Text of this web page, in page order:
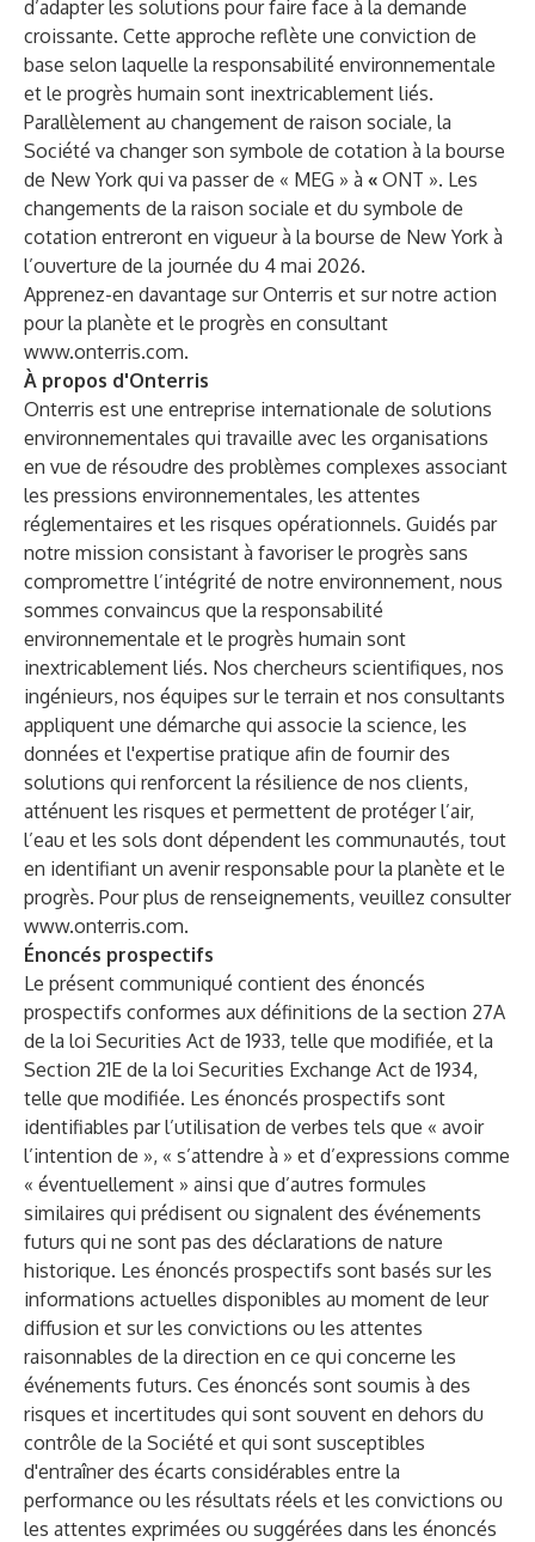
d’adapter les solutions pour faire face à la demande
croissante. Cette approche reflète une conviction de
base selon laquelle la responsabilité environnementale
et le progrès humain sont inextricablement liés.
Parallèlement au changement de raison sociale, la
Société va changer son symbole de cotation à la bourse
de New York qui va passer de « MEG » à « ONT ». Les
changements de la raison sociale et du symbole de
cotation entreront en vigueur à la bourse de New York à
l’ouverture de la journée du 4 mai 2026.
Apprenez-en davantage sur Onterris et sur notre action
pour la planète et le progrès en consultant
www.onterris.com.
À propos d'Onterris
Onterris est une entreprise internationale de solutions
environnementales qui travaille avec les organisations
en vue de résoudre des problèmes complexes associant
les pressions environnementales, les attentes
réglementaires et les risques opérationnels. Guidés par
notre mission consistant à favoriser le progrès sans
compromettre l’intégrité de notre environnement, nous
sommes convaincus que la responsabilité
environnementale et le progrès humain sont
inextricablement liés. Nos chercheurs scientifiques, nos
ingénieurs, nos équipes sur le terrain et nos consultants
appliquent une démarche qui associe la science, les
données et l'expertise pratique afin de fournir des
solutions qui renforcent la résilience de nos clients,
atténuent les risques et permettent de protéger l’air,
l’eau et les sols dont dépendent les communautés, tout
en identifiant un avenir responsable pour la planète et le
progrès. Pour plus de renseignements, veuillez consulter
www.onterris.com.
Énoncés prospectifs
Le présent communiqué contient des énoncés
prospectifs conformes aux définitions de la section 27A
de la loi Securities Act de 1933, telle que modifiée, et la
Section 21E de la loi Securities Exchange Act de 1934,
telle que modifiée. Les énoncés prospectifs sont
identifiables par l’utilisation de verbes tels que « avoir
l’intention de », « s’attendre à » et d’expressions comme
« éventuellement » ainsi que d’autres formules
similaires qui prédisent ou signalent des événements
futurs qui ne sont pas des déclarations de nature
historique. Les énoncés prospectifs sont basés sur les
informations actuelles disponibles au moment de leur
diffusion et sur les convictions ou les attentes
raisonnables de la direction en ce qui concerne les
événements futurs. Ces énoncés sont soumis à des
risques et incertitudes qui sont souvent en dehors du
contrôle de la Société et qui sont susceptibles
d'entraîner des écarts considérables entre la
performance ou les résultats réels et les convictions ou
les attentes exprimées ou suggérées dans les énoncés